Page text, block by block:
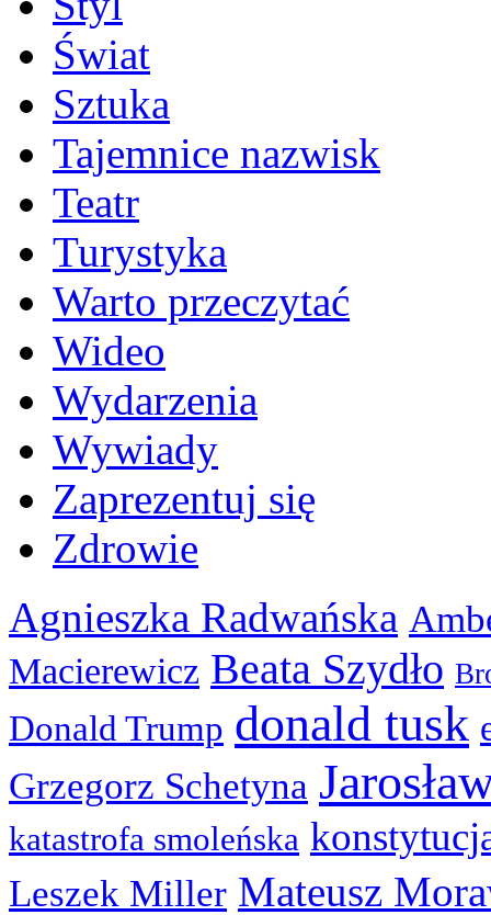
Świat
Sztuka
Tajemnice nazwisk
Teatr
Turystyka
Warto przeczytać
Wideo
Wydarzenia
Wywiady
Zaprezentuj się
Zdrowie
Agnieszka Radwańska
Macierewicz Beata Szydło
Donald Trump donald tusk
Grzegorz Schetyna
katastrofa smoleńska
Leszek Miller Mateusz